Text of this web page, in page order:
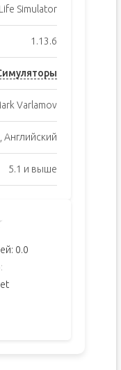
Simulator
1.13.6
Varlamov
Английский
5.1 и выше
0.0